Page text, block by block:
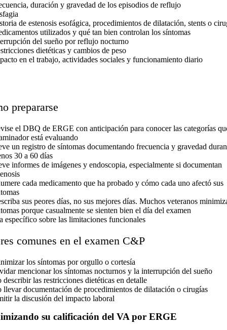
duración y gravedad de los episodios de reflujo
de estenosis esofágica, procedimientos de dilatación, stents o
utilizados y qué tan bien controlan los síntomas
del sueño por reflujo nocturno
dietéticas y cambios de peso
en el trabajo, actividades sociales y funcionamiento diario
prepararse
el DBQ de ERGE con anticipación para conocer las categorías
está evaluando
un registro de síntomas documentando frecuencia y gravedad
30 a 60 días
informes de imágenes y endoscopia, especialmente si documentan
cada medicamento que ha probado y cómo cada uno afectó sus
sus peores días, no sus mejores días. Muchos veteranos
porque casualmente se sienten bien el día del examen
específico sobre las limitaciones funcionales
comunes en el examen C&P
los síntomas por orgullo o cortesía
mencionar los síntomas nocturnos y la interrupción del sueño
describir las restricciones dietéticas en detalle
llevar documentación de procedimientos de dilatación o cirugías
la discusión del impacto laboral
su calificación del VA por ERGE